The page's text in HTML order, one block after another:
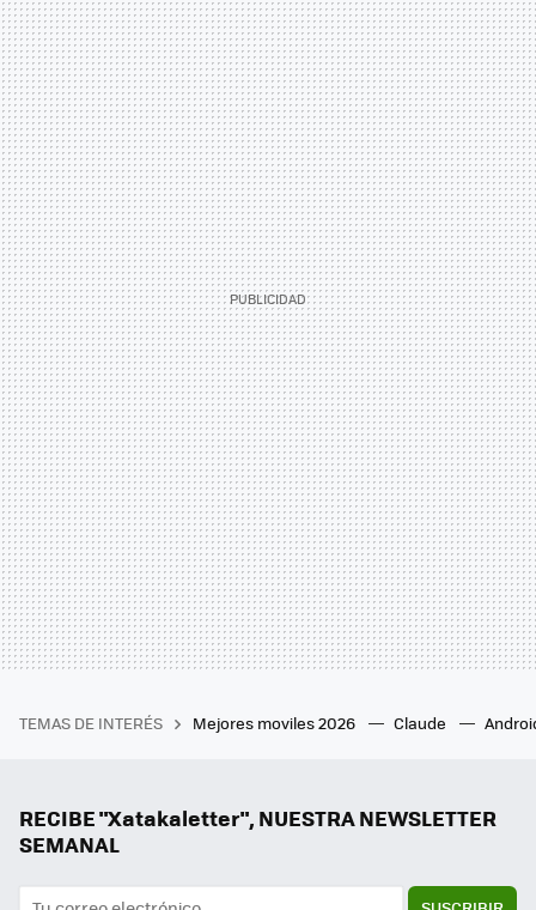
TEMAS DE INTERÉS Mejores moviles 2026 Claude
RECIBE "Xatakaletter", NUESTRA NEWSLETTER
SEMANAL